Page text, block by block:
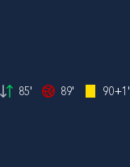
85' 89' 90+1'